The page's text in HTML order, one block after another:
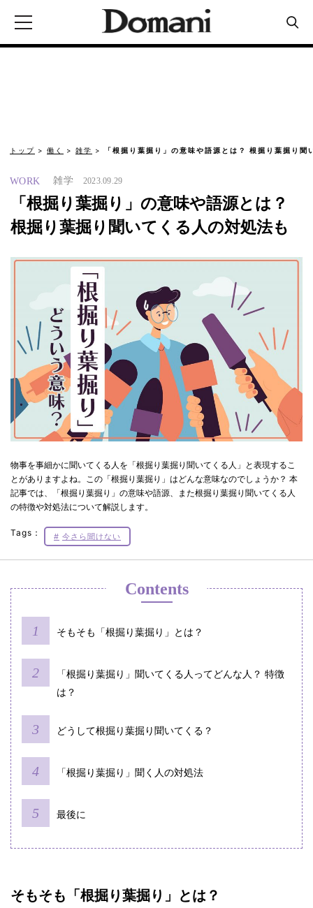
トップ 働く 雑学 「根掘り葉掘り」の意味や語源とは？ 根掘り葉掘り聞
WORK 雑学 2023.09.29
「根掘り葉掘り」の意味や語源とは？
根掘り葉掘り聞いてくる人の対処法も
物事を事細かに聞いてくる人を「根掘り葉掘り聞いてくる人」と表現するこ
とがありますよね。この「根掘り葉掘り」はどんな意味なのでしょうか？ 本
記事では、「根掘り葉掘り」の意味や語源、また根掘り葉掘り聞いてくる人
の特徴や対処法について解説します。
Tags： 今さら聞けない
Contents
そもそも「根掘り葉掘り」とは？
「根掘り葉掘り」聞いてくる人ってどんな人？ 特徴
は？
どうして根掘り葉掘り聞いてくる？
「根掘り葉掘り」聞く人の対処法
最後に
そもそも「根掘り葉掘り」とは？